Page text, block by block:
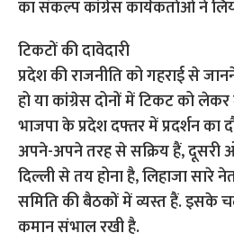
का संकल्प कांग्रेस कार्यकर्ताओं ने
टिकटों की दावेदारी
प्रदेश की राजनीति को गहराई से
हो या कांग्रेस दोनों में टिकट को लेकर
भाजपा के प्रदेश दफ्तर में प्रदर्शन का
अपने-अपने तरह से सक्रिय हैं, दूसरी
दिल्ली से तय होना है, लिहाजा सारे
समिति की बैठकों में व्यस्त हैं. इसके
कमान संभाल रखी है.